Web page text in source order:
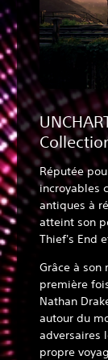
Réputée
incroyables
antiques à
atteint son
Thief's End
Grâce à son
première
Nathan
autour du
adversaires
propre